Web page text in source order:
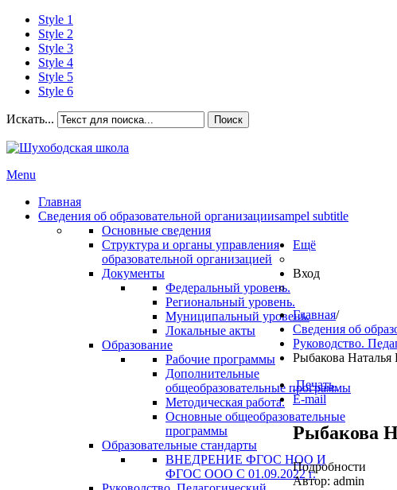
Style 1
Style 2
Style 3
Style 4
Style 5
Style 6
Искать... Поиск
Menu
Главная
Сведения об образовательной организацииsampel subtitle
Основные сведения
Структура и органы управления
образовательной организацией
Документы
Федеральный уровень.
Региональный уровень.
Муниципальный уровень.
Локальные акты
Образование
Рабочие программы
Дополнительные
общеобразовательные программы
Методическая работа.
Основные общеобразовательные
программы
Образовательные стандарты
ВНЕДРЕНИЕ ФГОС НОО И
ФГОС ООО С 01.09.2022 г.
Ещё
Вход
Главная/
Сведения об
Руководство.
Рыбакова Наталья
Печать
E-mail
Рыбакова
Подробности
Автор: admin